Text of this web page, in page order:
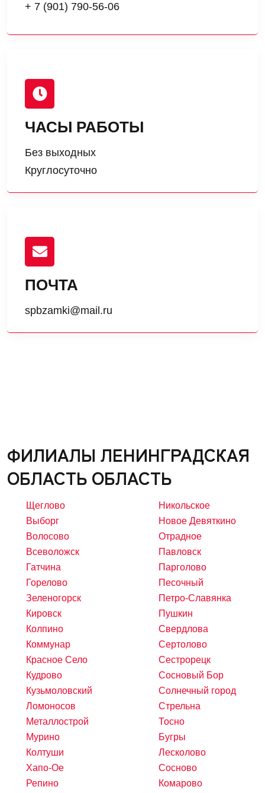
+ 7 (901) 790-56-06
ЧАСЫ РАБОТЫ
Без выходных
Круглосуточно
ПОЧТА
spbzamki@mail.ru
ФИЛИАЛЫ ЛЕНИНГРАДСКАЯ
ОБЛАСТЬ ОБЛАСТЬ
Щеглово
Выборг
Волосово
Всеволожск
Гатчина
Горелово
Зеленогорск
Кировск
Колпино
Коммунар
Красное Село
Кудрово
Кузьмоловский
Ломоносов
Металлострой
Мурино
Колтуши
Хапо-Ое
Репино
Никольское
Новое Девяткино
Отрадное
Павловск
Парголово
Песочный
Петро-Славянка
Пушкин
Свердлова
Сертолово
Сестрорецк
Сосновый Бор
Солнечный город
Стрельна
Тосно
Бугры
Лесколово
Сосново
Комарово